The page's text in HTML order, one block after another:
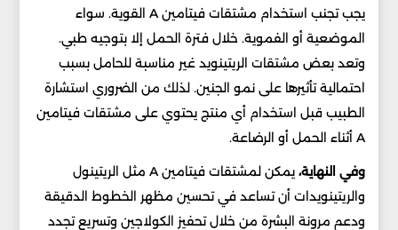
يجب تجنب استخدام مشتقات فيتامين A القوية. سواء
الموضعية أو الفموية. خلال فترة الحمل إلا بتوجيه طبي.
وتعد بعض مشتقات الريتينويد غير مناسبة للحامل بسبب
احتمالية تأثيرها على نمو الجنين. لذلك من الضروري استشارة
الطبيب قبل استخدام أي منتج يحتوي على مشتقات فيتامين
A أثناء الحمل أو الرضاعة.
وفي النهاية،
يمكن لمشتقات فيتامين A مثل الريتينول
والريتينويدات أن تساعد في تحسين مظهر الخطوط الدقيقة
ودعم مرونة البشرة من خلال تحفيز الكولاجين وتسريع تجدد